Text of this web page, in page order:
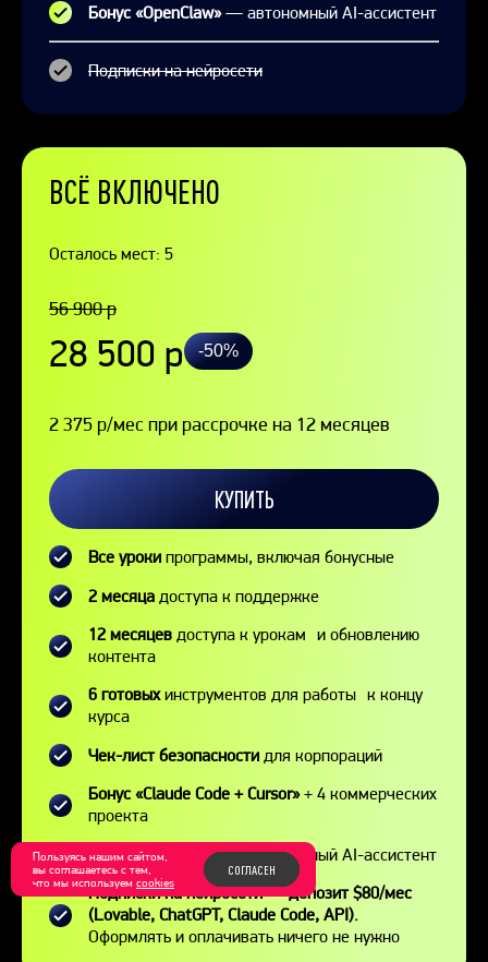
Бонус «OpenClaw»— автономный AI-ассистент
Подписки на нейросети
ВСЁ ВКЛЮЧЕНО
Осталось мест: 5
56 900 р
28 500 р -50%
2 375 р/мес при рассрочке на 12 месяцев
КУПИТЬ
Все уроки программы, включая бонусные
2 месяца доступа к поддержке
12 месяцев доступа к урокам и обновлению
контента
6 готовыхинструментов для работы к концу
курса
Чек-лист безопасности для корпораций
Бонус «Claude Code + Cursor»+ 4 коммерческих
проекта
Бонус «OpenClaw»— автономный AI-ассистент
Подписки на нейросети — депозит $80/мес
(Lovable, ChatGPT, Claude Code, API).
Оформлять и оплачивать ничего не нужно
Пользуясь нашим сайтом,
вы соглашаетесь с тем,
что мы используем cookies
СОГЛАСЕН